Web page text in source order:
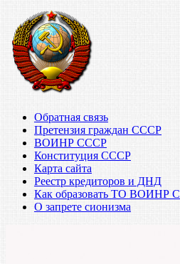
Обратная связь
Претензия граждан СССР
ВОИНР СССР
Конституция СССР
Карта сайта
Реестр кредиторов и ДНД
Как образовать ТО ВОИНР
О запрете сионизма